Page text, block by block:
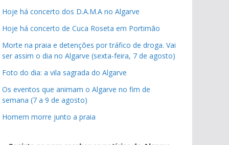
Hoje há concerto dos D.A.M.A no Algarve
Hoje há concerto de Cuca Roseta em Portimão
Morte na praia e detenções por tráfico de droga. Vai
ser assim o dia no Algarve (sexta-feira, 7 de agosto)
Foto do dia: a vila sagrada do Algarve
Os eventos que animam o Algarve no fim de
semana (7 a 9 de agosto)
Homem morre junto a praia